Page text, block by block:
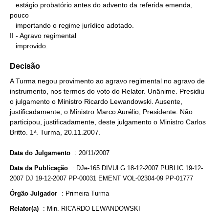
pouco
II - Agravo regimental
   improvido.
Decisão
A Turma negou provimento ao agravo regimental no agravo de
instrumento, nos termos do voto do Relator. Unânime. Presidiu
o julgamento o Ministro Ricardo Lewandowski. Ausente,
justificadamente, o Ministro Marco Aurélio, Presidente. Não
participou, justificadamente, deste julgamento o Ministro Carlos
Britto. 1ª. Turma, 20.11.2007.
Data do Julgamento : 20/11/2007
Data da Publicação : DJe-165 DIVULG 18-12-2007 PUBLIC 19-12-
2007 DJ 19-12-2007 PP-00031 EMENT VOL-02304-09 PP-01777
Órgão Julgador : Primeira Turma
Relator(a) : Min. RICARDO LEWANDOWSKI